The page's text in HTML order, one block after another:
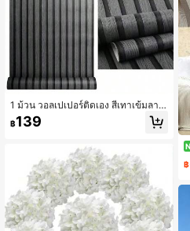
1 ม้วน วอลเปเปอร์ติดเอง สีเทาเข้มลาย
ทาง 3D เอฟเฟกต์ ลอกและติด วอลเปเ
ปอร์ปรับปรุงบ้านได้ง่าย กันน้ำ ถอดออก
วอลเปเปอร์ปรับปรุงเฟอร์นิเจอร์
฿139
฿